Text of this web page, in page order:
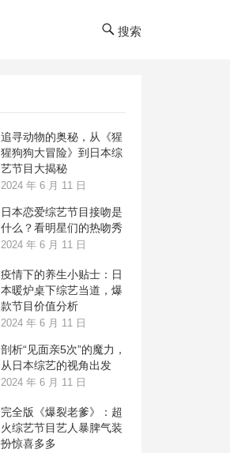
搜索
追寻动物的奥秘，从《猩
猩狗狗大冒险》到日本综
艺节目大揭秘
2024 年 6 月 11 日
日本恋爱综艺节目接吻是
什么？看明星们的热吻秀
2024 年 6 月 11 日
疫情下的养生小贴士：日
本暖炉桌下综艺当道，爆
款节目价值分析
2024 年 6 月 11 日
剖析“见面亲5次”的魔力，
从日本综艺的视角出发
2024 年 6 月 11 日
完全版《爆裂老爹》：超
火综艺节目艺人暴脾气装
扮惊喜多多